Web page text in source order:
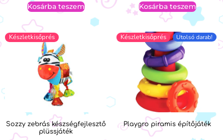
Kosárba teszem Kosárba teszem
Készletkisőprés
Sozzy zebrás készségfejlesztő
plüssjáték
Készletkisőprés Utolsó darab!
Playgro piramis építőjáték